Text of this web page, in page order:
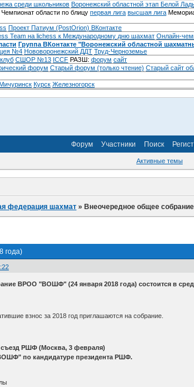
среди школьников Воронежский областной этап Белой
Чемпионат области по блицу первая лига высшая лига
Проект Патиум (PostOrion) ВКонтакте
Team на lichess к Международному дню шахмат Онлайн-
Группа ВКонтакте "Воронежский областной
№4 Нововоронежский ДДТ Труд-Черноземье
СШОР №13 ICCF РАЗШ: форум сайт
форум Cтарый форум (только чтение) Старый сайт
Курск Железногорск
Форум Участники Поиск
Активные темы
федерация шахмат »Внеочередное общее
года)
ВРОО "ВОШФ" (24 января 2018 года) состоится в
взнос за 2018 год приглашаются на собрание.
съезд РШФ (Москва, 3 февраля)
по кандидатуре президента РШФ.